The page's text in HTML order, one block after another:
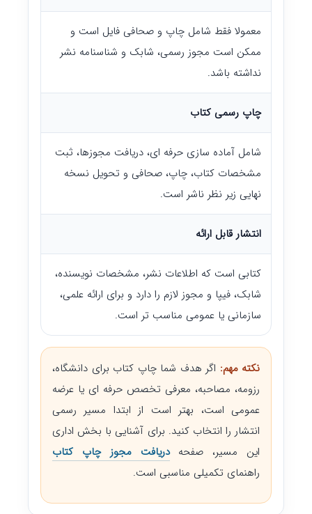
معمولا فقط شامل چاپ و صحافی فایل است و
ممکن است مجوز رسمی، شابک و شناسنامه نشر
نداشته باشد.
چاپ رسمی کتاب
شامل آماده سازی حرفه ای، دریافت مجوزها، ثبت
مشخصات کتاب، چاپ، صحافی و تحویل نسخه
نهایی زیر نظر ناشر است.
انتشار قابل ارائه
کتابی است که اطلاعات نشر، مشخصات نویسنده،
شابک، فیپا و مجوز لازم را دارد و برای ارائه علمی،
سازمانی یا عمومی مناسب تر است.
نکته مهم: اگر هدف شما چاپ کتاب برای دانشگاه،
رزومه، مصاحبه، معرفی تخصص حرفه ای یا عرضه
عمومی است، بهتر است از ابتدا مسیر رسمی
انتشار را انتخاب کنید. برای آشنایی با بخش اداری
این مسیر، صفحهدریافت مجوز چاپ کتاب
راهنمای تکمیلی مناسبی است.